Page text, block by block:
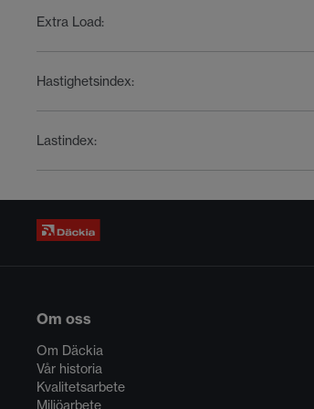
Extra Load:
Hastighetsindex:
Lastindex:
Om oss
Om Däckia
Vår historia
Kvalitetsarbete
Miljöarbete